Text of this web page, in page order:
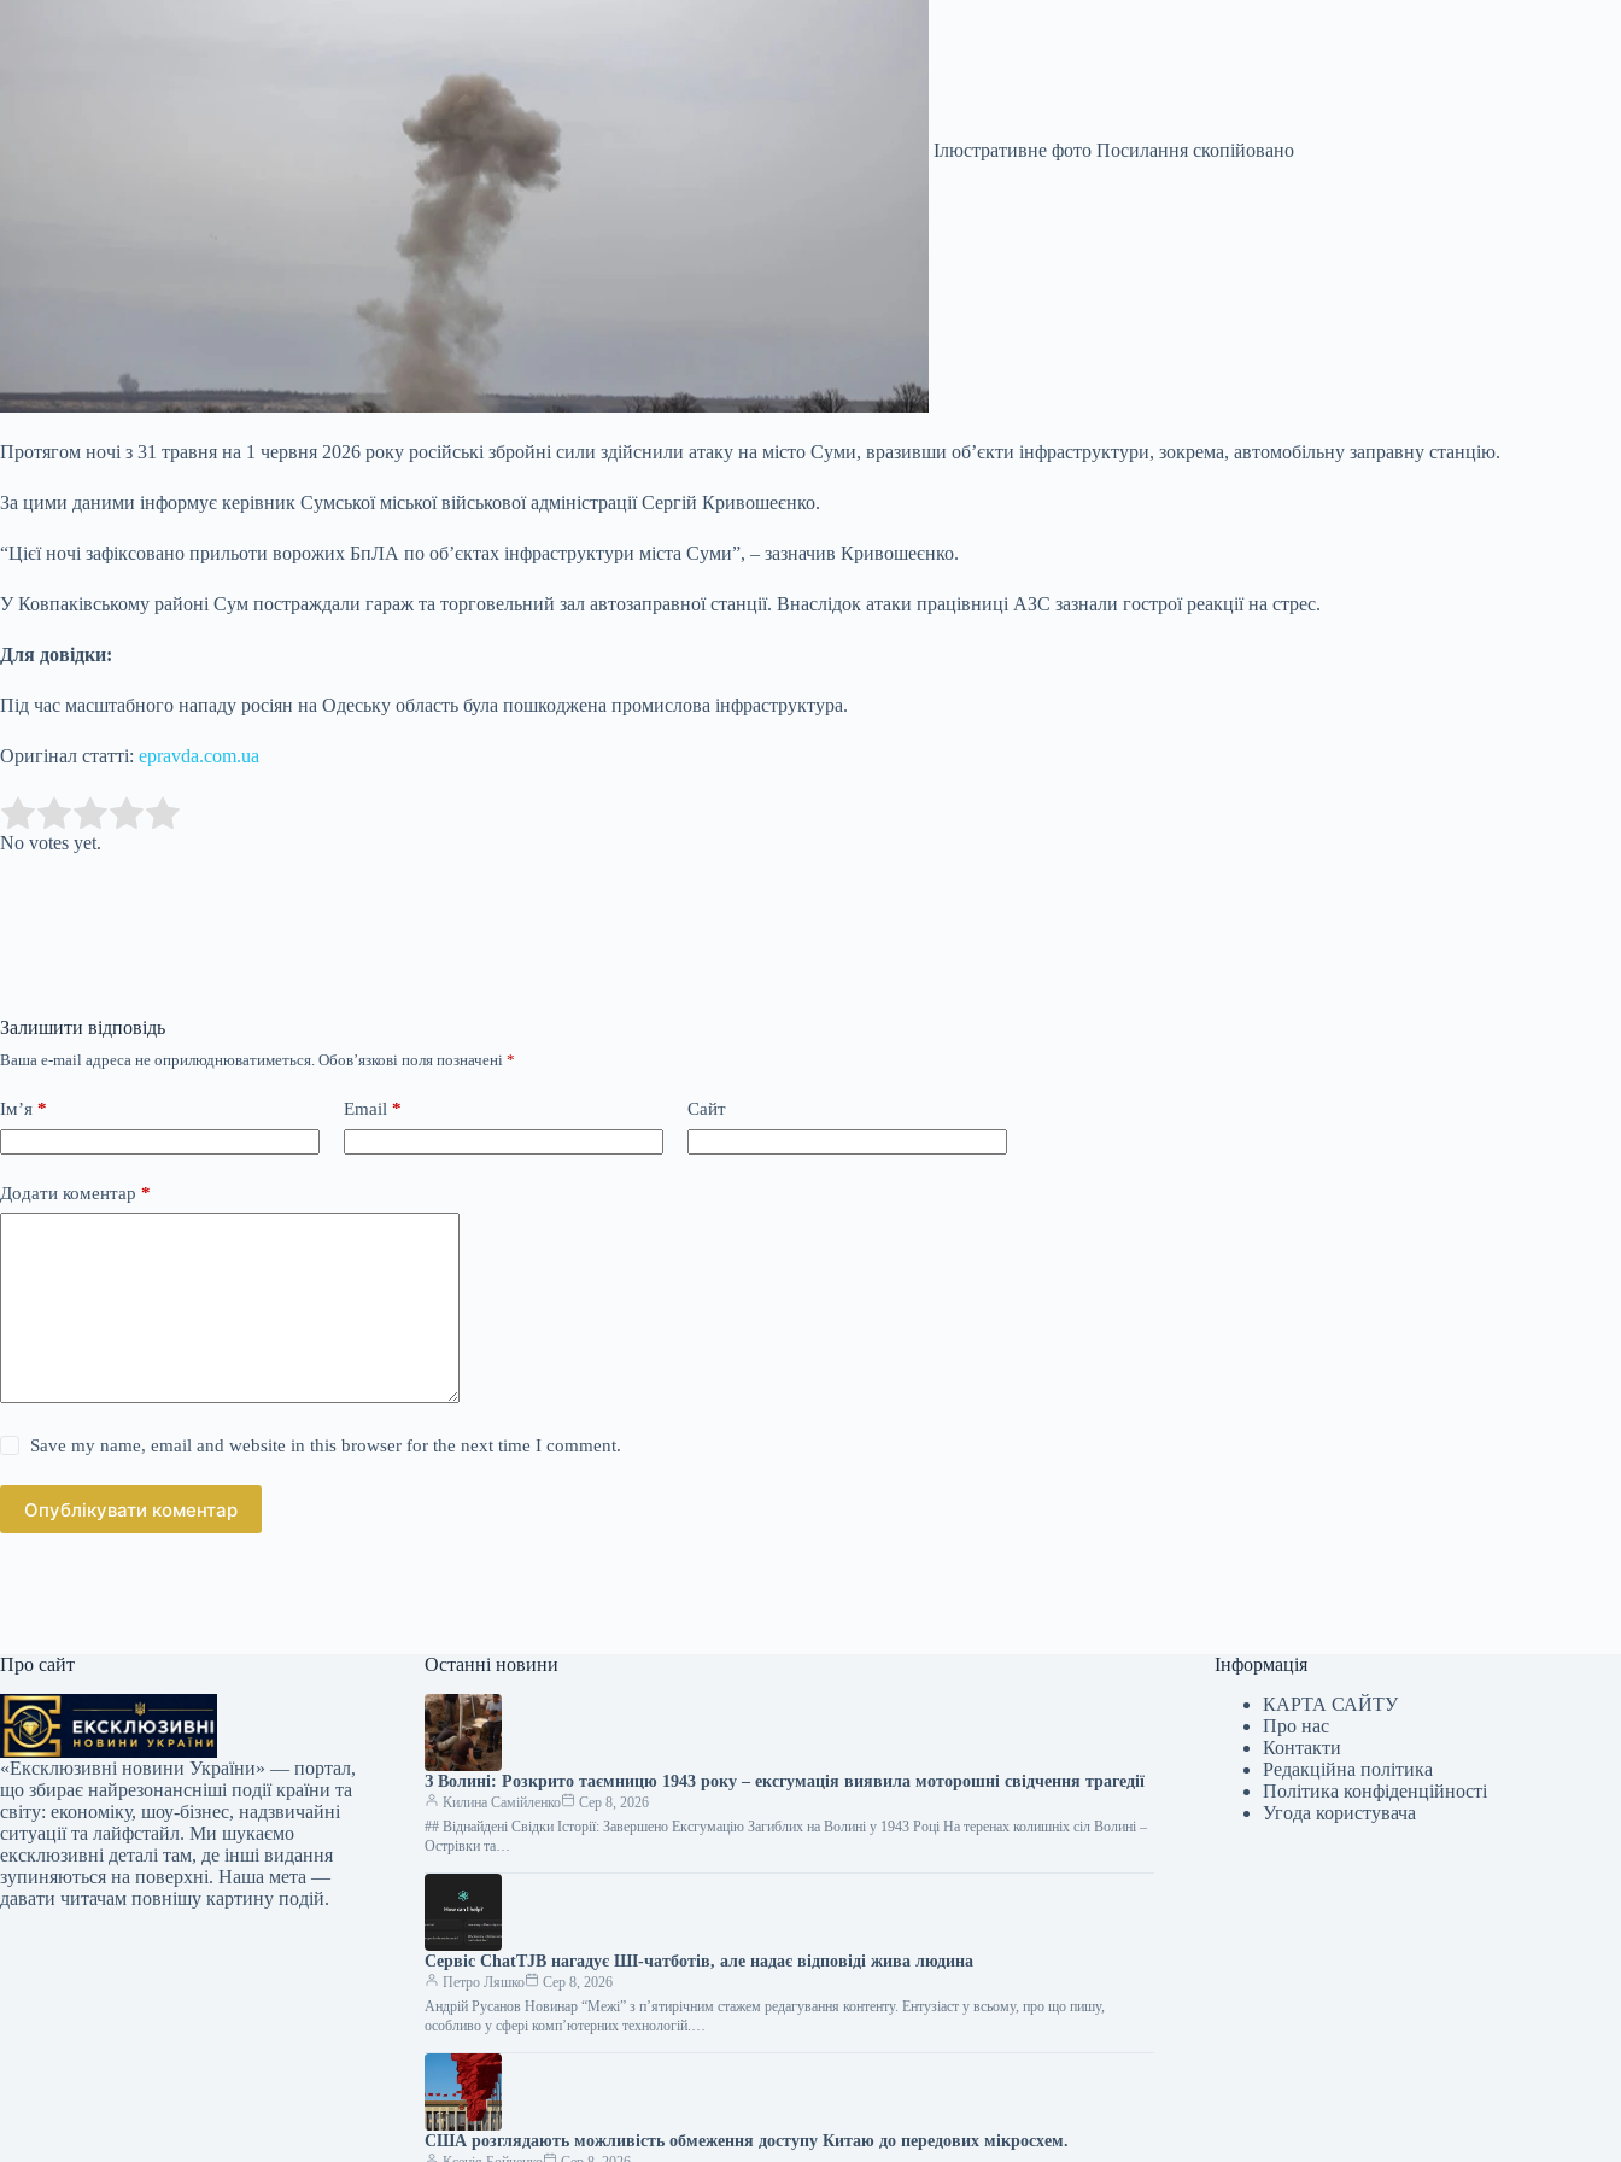
Ілюстративне фото Посилання скопійовано
Протягом ночі з 31 травня на 1 червня 2026 року російські збройні сили здійснили атаку на місто Суми, вразивши об’єкти інфраструктури, зокрема, автомобільну заправну станцію.
За цими даними інформує керівник Сумської міської військової адміністрації Сергій Кривошеєнко.
“Цієї ночі зафіксовано прильоти ворожих БпЛА по об’єктах інфраструктури міста Суми”, – зазначив Кривошеєнко.
У Ковпаківському районі Сум постраждали гараж та торговельний зал автозаправної станції. Внаслідок атаки працівниці АЗС зазнали гострої реакції на стрес.
Для довідки:
Під час масштабного нападу росіян на Одеську область була пошкоджена промислова інфраструктура.
Оригінал статті: epravda.com.ua
Rate this item:
No votes yet.
Залишити відповідь
Ваша e-mail адреса не оприлюднюватиметься. Обов’язкові поля позначені *
Ім’я * Email * Сайт
Додати коментар *
Save my name, email and website in this browser for the next time I comment.
Опублікувати коментар
Про сайт
«Ексклюзивні новини України» — портал,
що збирає найрезонансніші події країни та
світу: економіку, шоу-бізнес, надзвичайні
ситуації та лайфстайл. Ми шукаємо
ексклюзивні деталі там, де інші видання
зупиняються на поверхні. Наша мета —
давати читачам повнішу картину подій.
Останні новини
З Волині: Розкрито таємницю 1943 року – ексгумація виявила моторошні свідчення трагедії
Килина Самійленко
Сер 8, 2026
## Віднайдені Свідки Історії: Завершено Ексгумацію Загиблих на Волині у 1943 Році На теренах колишніх сіл Волині –
Острівки та…
Сервіс ChatTJB нагадує ШІ-чатботів, але надає відповіді жива людина
Петро Ляшко
Сер 8, 2026
Андрій Русанов Новинар “Межі” з п’ятирічним стажем редагування контенту. Ентузіаст у всьому, про що пишу,
особливо у сфері комп’ютерних технологій.…
США розглядають можливість обмеження доступу Китаю до передових мікросхем.
Інформація
КАРТА САЙТУ
Про нас
Контакти
Редакційна політика
Політика конфіденційності
Угода користувача